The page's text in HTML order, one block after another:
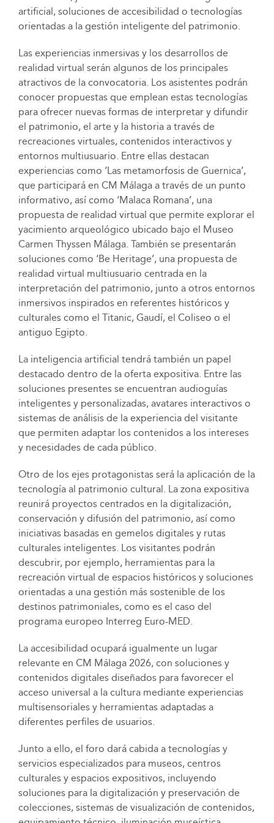
artificial, soluciones de accesibilidad o tecnologías
orientadas a la gestión inteligente del patrimonio.
Las experiencias inmersivas y los desarrollos de
realidad virtual serán algunos de los principales
atractivos de la convocatoria. Los asistentes podrán
conocer propuestas que emplean estas tecnologías
para ofrecer nuevas formas de interpretar y difundir
el patrimonio, el arte y la historia a través de
recreaciones virtuales, contenidos interactivos y
entornos multiusuario. Entre ellas destacan
experiencias como ‘Las metamorfosis de Guernica’,
que participará en CM Málaga a través de un punto
informativo, así como ‘Malaca Romana’, una
propuesta de realidad virtual que permite explorar el
yacimiento arqueológico ubicado bajo el Museo
Carmen Thyssen Málaga. También se presentarán
soluciones como ‘Be Heritage’, una propuesta de
realidad virtual multiusuario centrada en la
interpretación del patrimonio, junto a otros entornos
inmersivos inspirados en referentes históricos y
culturales como el Titanic, Gaudí, el Coliseo o el
antiguo Egipto.
La inteligencia artificial tendrá también un papel
destacado dentro de la oferta expositiva. Entre las
soluciones presentes se encuentran audioguías
inteligentes y personalizadas, avatares interactivos o
sistemas de análisis de la experiencia del visitante
que permiten adaptar los contenidos a los intereses
y necesidades de cada público.
Otro de los ejes protagonistas será la aplicación de la
tecnología al patrimonio cultural. La zona expositiva
reunirá proyectos centrados en la digitalización,
conservación y difusión del patrimonio, así como
iniciativas basadas en gemelos digitales y rutas
culturales inteligentes. Los visitantes podrán
descubrir, por ejemplo, herramientas para la
recreación virtual de espacios históricos y soluciones
orientadas a una gestión más sostenible de los
destinos patrimoniales, como es el caso del
programa europeo Interreg Euro-MED.
La accesibilidad ocupará igualmente un lugar
relevante en CM Málaga 2026, con soluciones y
contenidos digitales diseñados para favorecer el
acceso universal a la cultura mediante experiencias
multisensoriales y herramientas adaptadas a
diferentes perfiles de usuarios.
Junto a ello, el foro dará cabida a tecnologías y
servicios especializados para museos, centros
culturales y espacios expositivos, incluyendo
soluciones para la digitalización y preservación de
colecciones, sistemas de visualización de contenidos,